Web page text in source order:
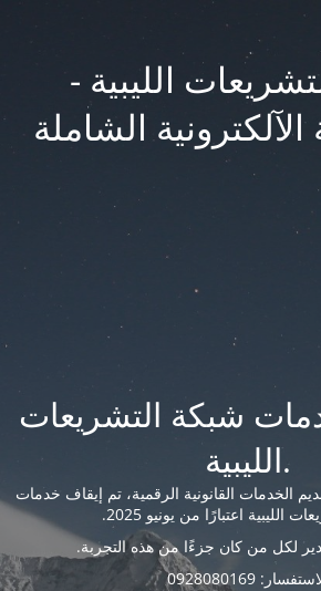
الليبية -
الشاملة
شبكة التشريعات
الليبية.
الخدمات القانونية الرقمية، تم إيقاف خدمات
الليبية اعتبارًا من يونيو 2025.
لكل من كان جزءًا من هذه التجربة.
0928080169